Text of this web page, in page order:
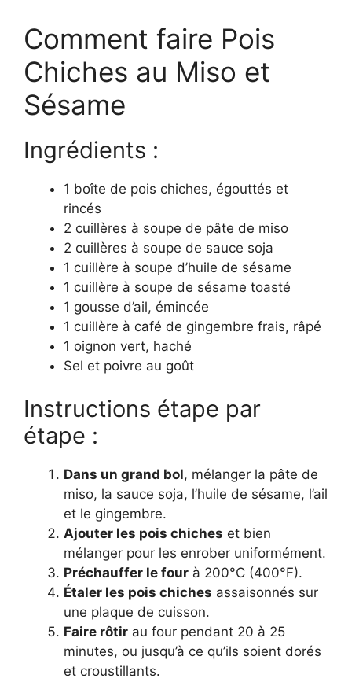
Comment faire Pois
Chiches au Miso et
Sésame
Ingrédients :
1 boîte de pois chiches, égouttés et
rincés
2 cuillères à soupe de pâte de miso
2 cuillères à soupe de sauce soja
1 cuillère à soupe d’huile de sésame
1 cuillère à soupe de sésame toasté
1 gousse d’ail, émincée
1 cuillère à café de gingembre frais, râpé
1 oignon vert, haché
Sel et poivre au goût
Instructions étape par
étape :
Dans un grand bol, mélanger la pâte de
miso, la sauce soja, l’huile de sésame, l’ail
et le gingembre.
Ajouter les pois chiches et bien
mélanger pour les enrober uniformément.
Préchauffer le four à 200°C (400°F).
Étaler les pois chiches assaisonnés sur
une plaque de cuisson.
Faire rôtir au four pendant 20 à 25
minutes, ou jusqu’à ce qu’ils soient dorés
et croustillants.